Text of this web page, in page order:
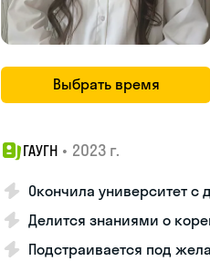
Выбрать время
ГАУГН • 2023 г.
Окончила университет
Делится знаниями о
Подстраивается под